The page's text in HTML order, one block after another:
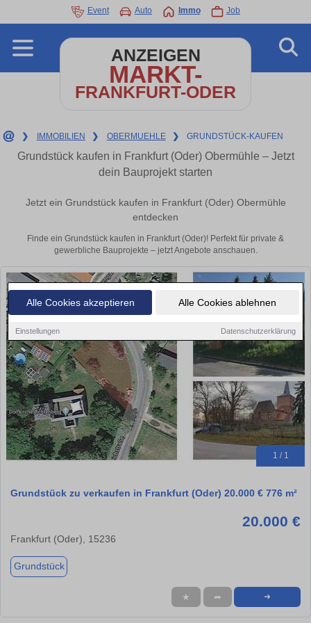
Alle Cookies akzeptieren Alle Cookies ablehnen
Einstellungen Datenschutzerklärung
Event Auto Immo Job
ANZEIGEN
MARKT-
FRANKFURT-ODER
❯ IMMOBILIEN ❯ OBERMUEHLE ❯ GRUNDSTÜCK-KAUFEN
Grundstück kaufen in Frankfurt (Oder) Obermühle – Jetzt
dein Bauprojekt starten
Jetzt ein Grundstück kaufen in Frankfurt (Oder) Obermühle
entdecken
Finde ein Grundstück kaufen in Frankfurt (Oder)! Perfekt für private &
gewerbliche Bauprojekte – jetzt Angebote anschauen.
1 / 1
Grundstück zu verkaufen in Frankfurt (Oder) 20.000 € 776 m²
20.000 €
Frankfurt (Oder), 15236
Grundstück
★ ➦ ➜